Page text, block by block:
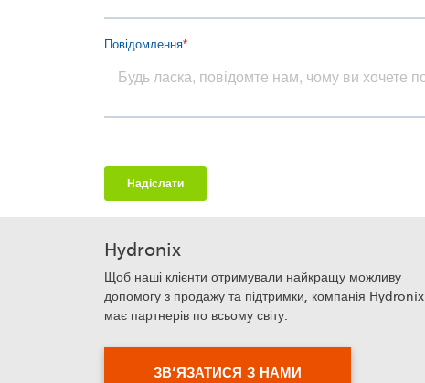
Hydronix
Щоб наші клієнти отримували найкращу можливу
допомогу з продажу та підтримки, компанія Hydronix
має партнерів по всьому світу.
ЗВ’ЯЗАТИСЯ З НАМИ